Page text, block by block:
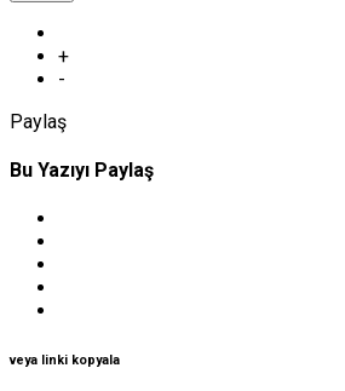
+
-
Paylaş
Bu Yazıyı Paylaş
veya linki kopyala